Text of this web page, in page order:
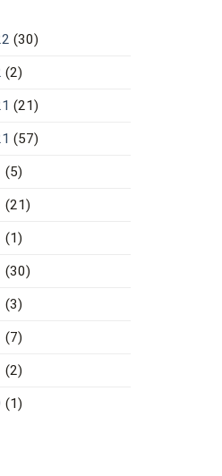
(30)
(2)
(21)
(57)
(5)
(21)
(1)
(30)
(3)
(7)
(2)
(1)